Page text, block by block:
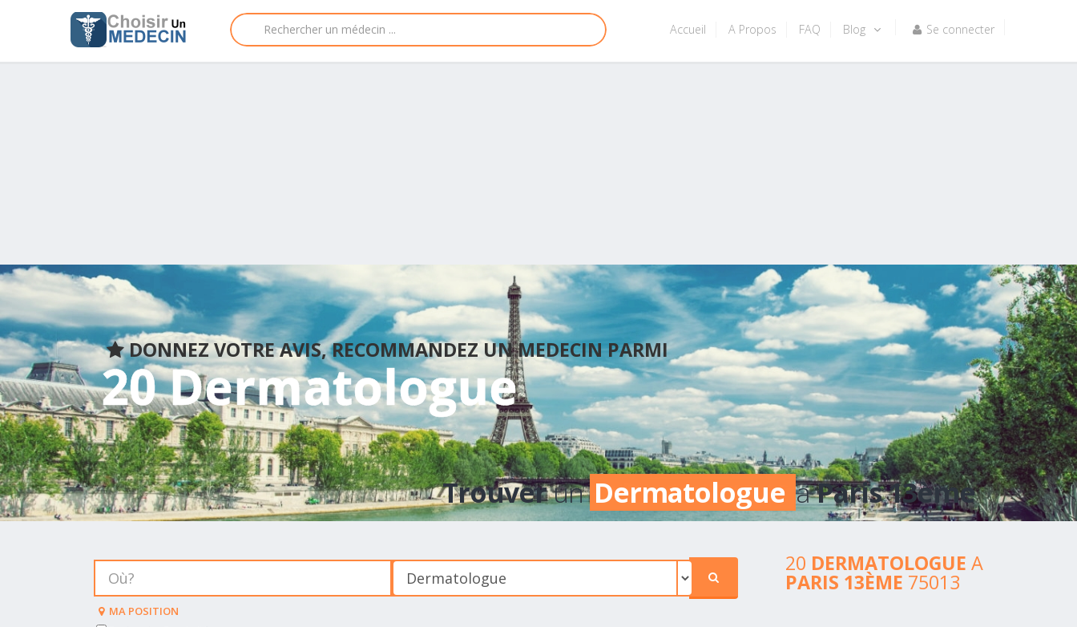
Accueil A Propos FAQ Blog Se connecter
20 Dermatologue
DONNEZ VOTRE AVIS, RECOMMANDEZ UN MEDECIN PARMI
TrouverunDermatologue aParis 13ème
MA POSITION
20 DERMATOLOGUE A
PARIS 13ÈME 75013